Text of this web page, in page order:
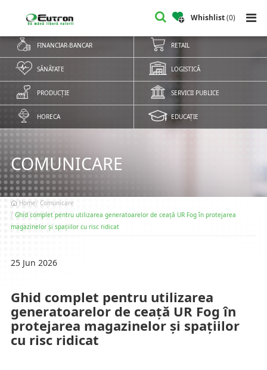
Whishlist(0)
FINANCIAR-BANCAR RETAIL
SĂNĂTATE LOGISTICĂ
PRODUCȚIE SERVICII PUBLICE
HORECA EDUCAȚIE
COMUNICARE
Home Comunicare
Ghid complet pentru utilizarea generatoarelor de ceață UR Fog în protejarea
magazinelor și spațiilor cu risc ridicat
25 Jun 2026
Ghid complet pentru utilizarea
generatoarelor de ceață UR Fog în
protejarea magazinelor și spațiilor
cu risc ridicat